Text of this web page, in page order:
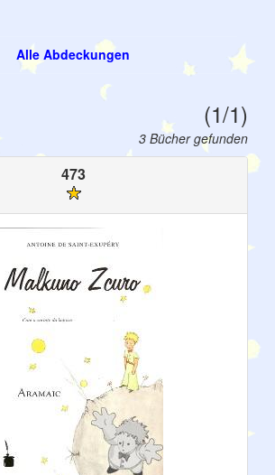
Alle Abdeckungen
(1/1)
3 Bücher gefunden
473